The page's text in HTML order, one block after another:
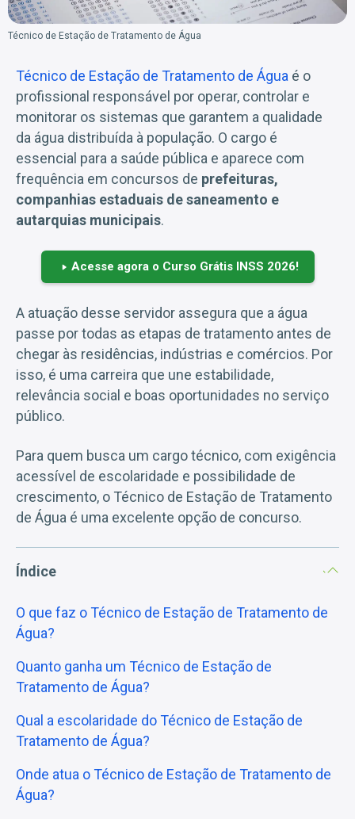
Técnico de Estação de Tratamento de Água
Técnico de Estação de Tratamento de Água é o
profissional responsável por operar, controlar e
monitorar os sistemas que garantem a qualidade
da água distribuída à população. O cargo é
essencial para a saúde pública e aparece com
frequência em concursos de prefeituras,
companhias estaduais de saneamento e
autarquias municipais.
Acesse agora o Curso Grátis INSS 2026!
A atuação desse servidor assegura que a água
passe por todas as etapas de tratamento antes de
chegar às residências, indústrias e comércios. Por
isso, é uma carreira que une estabilidade,
relevância social e boas oportunidades no serviço
público.
Para quem busca um cargo técnico, com exigência
acessível de escolaridade e possibilidade de
crescimento, o Técnico de Estação de Tratamento
de Água é uma excelente opção de concurso.
Índice
O que faz o Técnico de Estação de Tratamento de
Água?
Quanto ganha um Técnico de Estação de
Tratamento de Água?
Qual a escolaridade do Técnico de Estação de
Tratamento de Água?
Onde atua o Técnico de Estação de Tratamento de
Água?